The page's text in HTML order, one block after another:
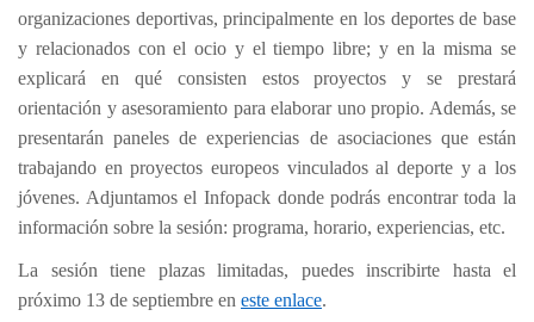
organizaciones deportivas, principalmente en los deportes de base
y relacionados con el ocio y el tiempo libre; y en la misma se
explicará en qué consisten estos proyectos y se prestará
orientación y asesoramiento para elaborar uno propio. Además, se
presentarán paneles de experiencias de asociaciones que están
trabajando en proyectos europeos vinculados al deporte y a los
jóvenes. Adjuntamos el Infopack donde podrás encontrar toda la
información sobre la sesión: programa, horario, experiencias, etc.
La sesión tiene plazas limitadas, puedes inscribirte hasta el
próximo 13 de septiembre en este enlace.